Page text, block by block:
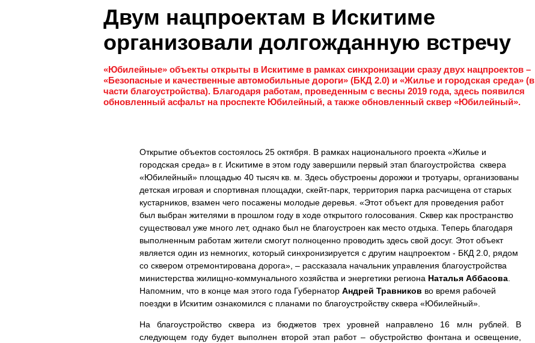
Двум нацпроектам в Искитиме
организовали долгожданную встречу
«Юбилейные» объекты открыты в Искитиме в рамках синхронизации сразу двух нацпроектов –
«Безопасные и качественные автомобильные дороги» (БКД 2.0) и «Жилье и городская среда» (в
части благоустройства). Благодаря работам, проведенным с весны 2019 года, здесь появился
обновленный асфальт на проспекте Юбилейный, а также обновленный сквер «Юбилейный».
Открытие объектов состоялось 25 октября. В рамках национального проекта «Жилье и
городская среда» в г. Искитиме в этом году завершили первый этап благоустройства сквера
«Юбилейный» площадью 40 тысяч кв. м. Здесь обустроены дорожки и тротуары, организованы
детская игровая и спортивная площадки, скейт-парк, территория парка расчищена от старых
кустарников, взамен чего посажены молодые деревья. «Этот объект для проведения работ
был выбран жителями в прошлом году в ходе открытого голосования. Сквер как пространство
существовал уже много лет, однако был не благоустроен как место отдыха. Теперь благодаря
выполненным работам жители смогут полноценно проводить здесь свой досуг. Этот объект
является один из немногих, который синхронизируется с другим нацпроектом - БКД 2.0, рядом
со сквером отремонтирована дорога», – рассказала начальник управления благоустройства
министерства жилищно-коммунального хозяйства и энергетики региона Наталья Аббасова
Напомним, что в конце мая этого года Губернатор Андрей Травников во время рабочей
поездки в Искитим ознакомился с планами по благоустройству сквера «Юбилейный».
На благоустройство сквера из бюджетов трех уровней направлено 16 млн рублей. В
следующем году будет выполнен второй этап работ – обустройство фонтана и освещение,